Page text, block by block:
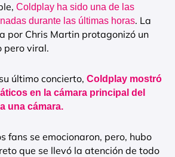
Coldplay ha sido una de las
durante las últimas horas. La
por Chris Martin protagonizó un
pero viral.
último concierto, Coldplay mostró
en la cámara principal del
una cámara.
fans se emocionaron, pero, hubo
que se llevó la atención de todo